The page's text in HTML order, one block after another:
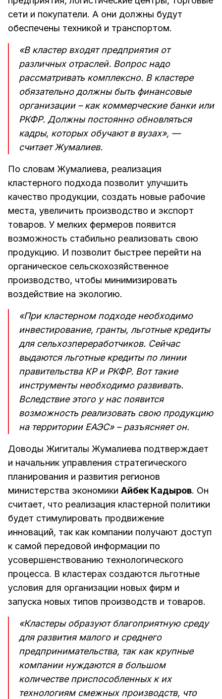
сети и покупатели. А они должны будут
обеспечены техникой и транспортом.
«В кластер входят предприятия от
различных отраслей. Вопрос надо
рассматривать комплексно. В кластере
обязательно должны быть финансовые
организации – как коммерческие банки или
РКФР. Должны постоянно обновляться
кадры, которых обучают в вузах», —
считает Жумалиев.
По словам Жумалиева, реализация
кластерного подхода позволит улучшить
качество продукции, создать новые рабочие
места, увеличить производство и экспорт
товаров. У мелких фермеров появится
возможность стабильно реализовать свою
продукцию. И позволит быстрее перейти на
органическое сельскохозяйственное
производство, чтобы минимизировать
воздействие на экологию.
«При кластерном подходе необходимо
инвестирование, гранты, льготные кредиты
для сельхозпереработчиков. Сейчас
выдаются льготные кредиты по линии
правительства КР и РКФР. Вот такие
инструменты необходимо развивать.
Вследствие этого у нас появится
возможность реализовать свою продукцию
на территории ЕАЭС» – разъясняет он.
Доводы Жигиталы Жумалиева подтверждает
и начальник управления стратегического
планирования и развития регионов
министерства экономики Айбек Кадыров. Он
считает, что реализация кластерной политики
будет стимулировать продвижение
инноваций, так как компании получают доступ
к самой передовой информации по
усовершенствованию технологического
процесса. В кластерах создаются льготные
условия для организации новых фирм и
запуска новых типов производств и товаров.
«Кластеры образуют благоприятную среду
для развития малого и среднего
предпринимательства, так как крупные
компании нуждаются в большом
количестве приспособленных к их
технологиям смежных производств, что